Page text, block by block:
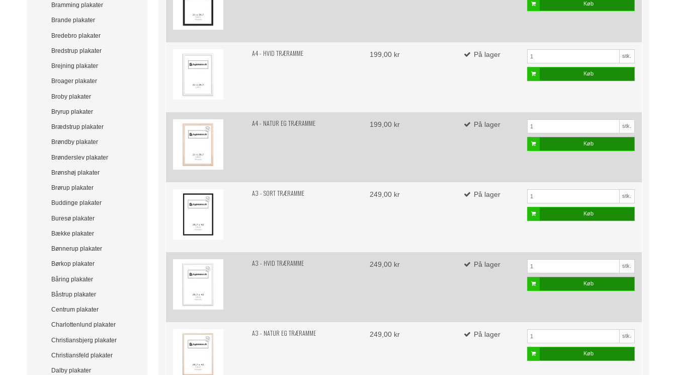
Bramming plakater
Brande plakater
Bredebro plakater
Bredstrup plakater
Brejning plakater
Broager plakater
Broby plakater
Bryrup plakater
Brædstrup plakater
Brøndby plakater
Brønderslev plakater
Brønshøj plakater
Brørup plakater
Buddinge plakater
Buresø plakater
Bække plakater
Bønnerup plakater
Børkop plakater
Båring plakater
Båstrup plakater
Centrum plakater
Charlottenlund plakater
Christiansbjerg plakater
Christiansfeld plakater
Dalby plakater
Køb
A4 - HVID TRÆRAMME 199,00 kr På lager stk.
Køb
A4 - NATUR EG TRÆRAMME 199,00 kr På lager stk.
Køb
A3 - SORT TRÆRAMME 249,00 kr På lager stk.
Køb
A3 - HVID TRÆRAMME 249,00 kr På lager stk.
Køb
A3 - NATUR EG TRÆRAMME 249,00 kr På lager stk.
Køb